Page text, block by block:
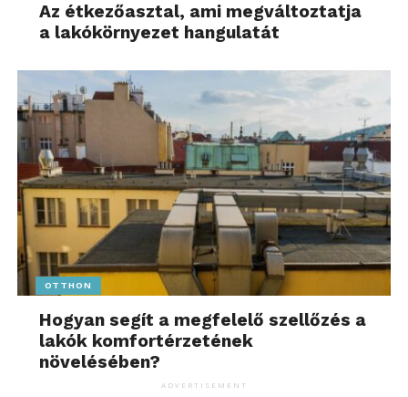
Az étkezőasztal, ami megváltoztatja
a lakókörnyezet hangulatát
OTTHON
Hogyan segít a megfelelő szellőzés a
lakók komfortérzetének
növelésében?
ADVERTISEMENT